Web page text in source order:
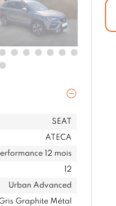
SEAT
ATECA
12 mois
12
Urban Advanced
Graphite Métal